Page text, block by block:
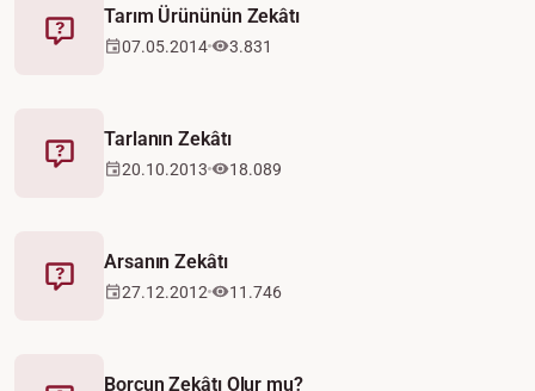
Fetva
Tarım Ürününün Zekâtı
07.05.2014 3.831
Fetva
Tarlanın Zekâtı
20.10.2013 18.089
Fetva
Arsanın Zekâtı
27.12.2012 11.746
Borcun Zekâtı Olur mu?